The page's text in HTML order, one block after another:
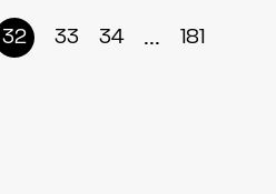
32 33 34 ... 181